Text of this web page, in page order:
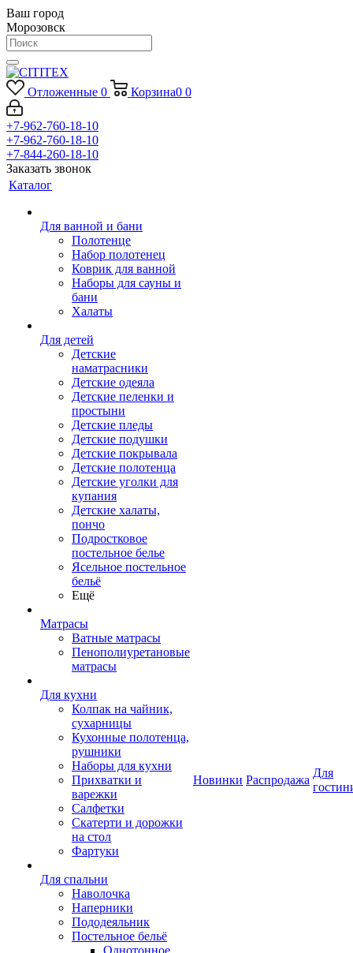
Ваш город
Морозовск
Отложенные 0 Корзина0 0
+7-962-760-18-10
+7-962-760-18-10
+7-844-260-18-10
Заказать звонок
Каталог
Для ванной и бани
Полотенце
Набор полотенец
Коврик для ванной
Наборы для сауны и
бани
Халаты
Для детей
Детские
наматрасники
Детские одеяла
Детские пеленки и
простыни
Детские пледы
Детские подушки
Детские покрывала
Детские полотенца
Детские уголки для
купания
Детские халаты,
пончо
Подростковое
постельное белье
Ясельное постельное
бельё
Ещё
Матрасы
Ватные матрасы
Пенополиуретановые
матрасы
Для кухни
Колпак на чайник,
сухарницы
Кухонные полотенца,
рушники
Наборы для кухни
Прихватки и
варежки
Салфетки
Скатерти и дорожки
на стол
Фартуки
Для спальни
Наволочка
Наперники
Пододеяльник
Постельное бельё
Однотонное
Новинки Распродажа
Для